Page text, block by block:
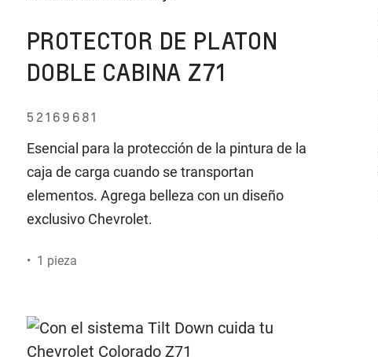
PROTECTOR DE PLATON
DOBLE CABINA Z71
52169681
Esencial para la protección de la pintura de la
caja de carga cuando se transportan
elementos. Agrega belleza con un diseño
exclusivo Chevrolet.
• 1 pieza